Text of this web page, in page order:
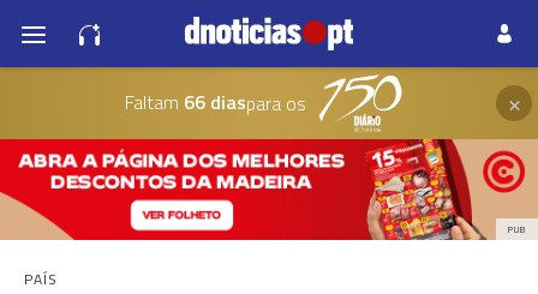
Faltam 66 diaspara os ×
PUB
PAÍS